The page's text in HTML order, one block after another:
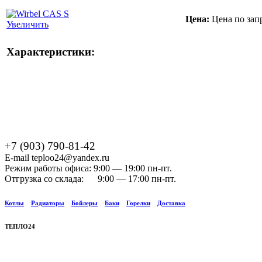
Увеличить
Цена: Цена по
Характеристики:
+7 (903) 790-81-42
E-mail teploo24@yandex.ru
Режим работы офиса: 9:00 — 19:00 пн-пт.
Отгрузка со склада: 9:00 — 17:00 пн-пт.
Котлы Радиаторы Бойлеры Баки Горелки Доставка
ТЕПЛО24